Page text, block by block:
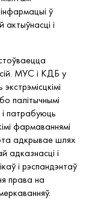
ў
і
МУС і КДБ у
палітычнымі
і патрабуюць
фармаваннямі
адкрывае шлях
адказнасці і
і рэспандэнтаў
права на